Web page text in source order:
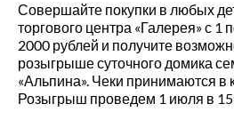
Совершайте покупки в любых
торгового центра «Галерея» с 1
2000 рублей и получите
розыгрыше суточного домика
«Альпина». Чеки принимаются в
Розыгрыш проведем 1 июля в